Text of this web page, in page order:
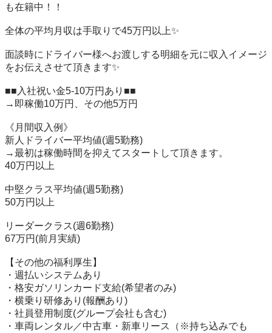
も在籍中！！
全体の平均月収は手取りで45万円以上✨
面談時にドライバー様へお渡しする明細を元に収入イメージ
をお伝えさせて頂きます✨
■■入社祝い金5-10万円あり■■
→即稼働10万円、その他5万円
《月間収入例》
新人ドライバー平均値(週5勤務)
→最初は稼働時間を抑えてスタートして頂きます。
40万円以上
中堅クラス平均値(週5勤務)
50万円以上
リーダークラス(週6勤務)
67万円(前月実績)
【その他の福利厚生】
・週払いシステムあり
・格安ガソリンカード支給(希望者のみ)
・横乗り研修あり(報酬あり)
・社員登用制度(グループ会社も含む)
・車両レンタル／中古車・新車リース（※持ち込みでも